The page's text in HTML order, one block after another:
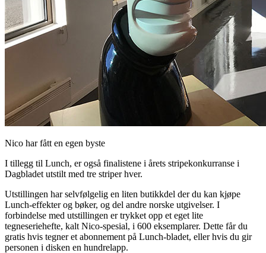
Nico har fått en egen byste
I tillegg til Lunch, er også finalistene i årets stripekonkurranse i
Dagbladet utstilt med tre striper hver.
Utstillingen har selvfølgelig en liten butikkdel der du kan kjøpe
Lunch-effekter og bøker, og del andre norske utgivelser. I
forbindelse med utstillingen er trykket opp et eget lite
tegneseriehefte, kalt Nico-spesial, i 600 eksemplarer. Dette får du
gratis hvis tegner et abonnement på Lunch-bladet, eller hvis du gir
personen i disken en hundrelapp.